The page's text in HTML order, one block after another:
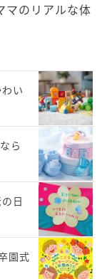
マのリアルな体
い
ら
日
園式